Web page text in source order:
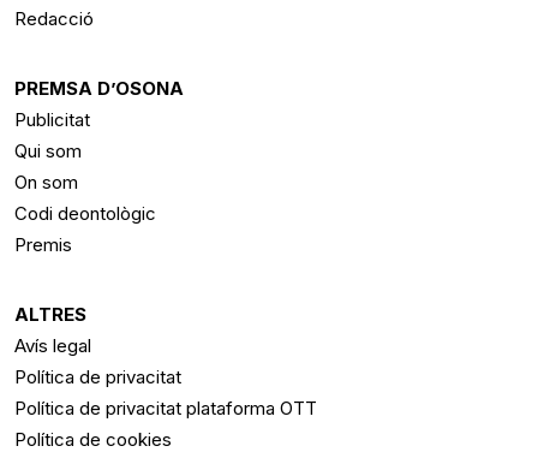
Redacció
PREMSA D’OSONA
Publicitat
Qui som
On som
Codi deontològic
Premis
ALTRES
Avís legal
Política de privacitat
Política de privacitat plataforma OTT
Política de cookies